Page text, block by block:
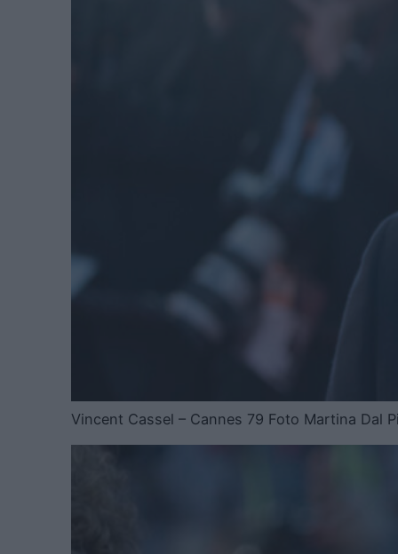
Vincent Cassel – Cannes 79 Foto Martina Dal